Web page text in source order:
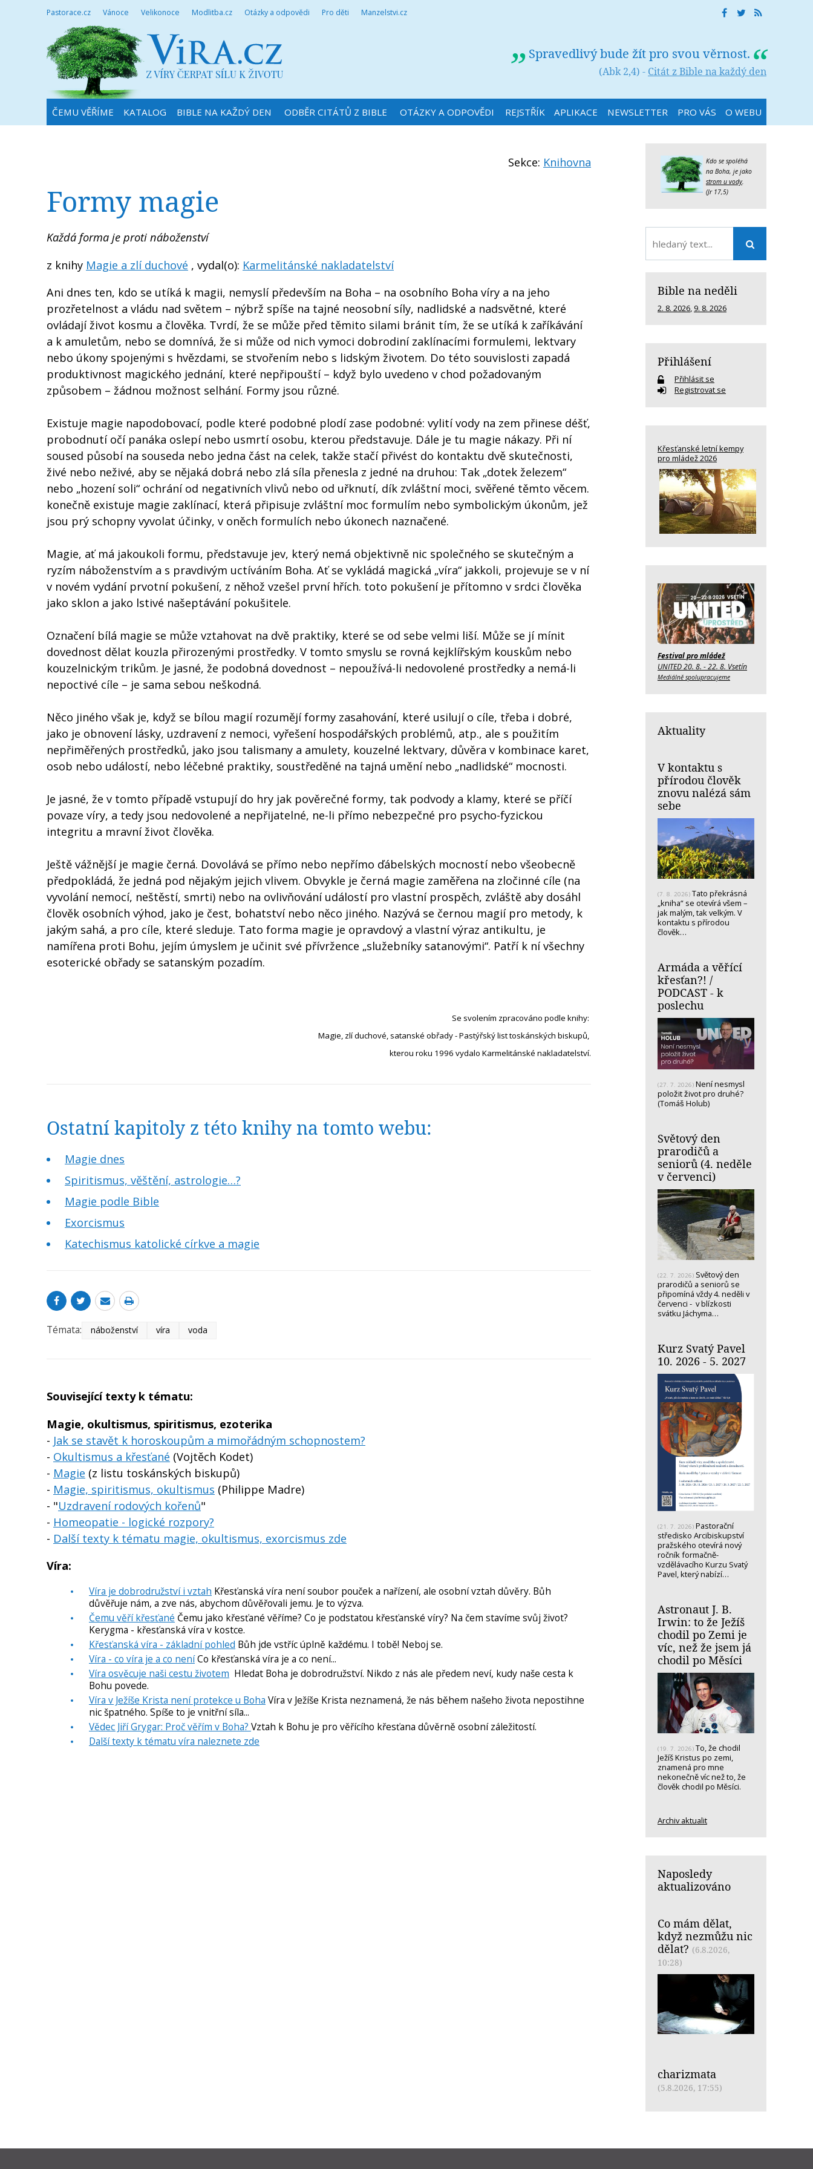
Pastorace.cz Vánoce Velikonoce Modlitba.cz Otázky a odpovědi Pro děti Manzelstvi.cz
Spravedlivý bude žít pro svou věrnost.
(Abk 2,4) - Citát z Bible na každý den
ČEMU VĚŘÍME KATALOG BIBLE NA KAŽDÝ DEN ODBĚR CITÁTŮ Z BIBLE OTÁZKY A ODPOVĚDI REJSTŘÍK APLIKACE NEWSLETTER PRO VÁS O WEBU
Sekce: Knihovna
Formy magie
Každá forma je proti náboženství
z knihy Magie a zlí duchové , vydal(o): Karmelitánské nakladatelství
Ani dnes ten, kdo se utíká k magii, nemyslí především na Boha – na osobního Boha víry a na jeho
prozřetelnost a vládu nad světem – nýbrž spíše na tajné neosobní síly, nadlidské a nadsvětné, které
ovládají život kosmu a člověka. Tvrdí, že se může před těmito silami bránit tím, že se utíká k zaříkávání
a k amuletům, nebo se domnívá, že si může od nich vymoci dobrodiní zaklínacími formulemi, lektvary
nebo úkony spojenými s hvězdami, se stvořením nebo s lidským životem. Do této souvislosti zapadá
produktivnost magického jednání, které nepřipouští – když bylo uvedeno v chod požadovaným
způsobem – žádnou možnost selhání. Formy jsou různé.
Existuje magie napodobovací, podle které podobné plodí zase podobné: vylití vody na zem přinese déšť,
probodnutí očí panáka oslepí nebo usmrtí osobu, kterou představuje. Dále je tu magie nákazy. Při ní
soused působí na souseda nebo jedna část na celek, takže stačí přivést do kontaktu dvě skutečnosti,
živé nebo neživé, aby se nějaká dobrá nebo zlá síla přenesla z jedné na druhou: Tak „dotek železem“
nebo „hození soli“ ochrání od negativních vlivů nebo od uřknutí, dík zvláštní moci, svěřené těmto věcem.
konečně existuje magie zaklínací, která připisuje zvláštní moc formulím nebo symbolickým úkonům, jež
jsou prý schopny vyvolat účinky, v oněch formulích nebo úkonech naznačené.
Magie, ať má jakoukoli formu, představuje jev, který nemá objektivně nic společného se skutečným a
ryzím náboženstvím a s pravdivým uctíváním Boha. Ať se vykládá magická „víra“ jakkoli, projevuje se v ní
v novém vydání prvotní pokušení, z něhož vzešel první hřích. toto pokušení je přítomno v srdci člověka
jako sklon a jako lstivé našeptávání pokušitele.
Označení bílá magie se může vztahovat na dvě praktiky, které se od sebe velmi liší. Může se jí mínit
dovednost dělat kouzla přirozenými prostředky. V tomto smyslu se rovná kejklířským kouskům nebo
kouzelnickým trikům. Je jasné, že podobná dovednost – nepoužívá-li nedovolené prostředky a nemá-li
nepoctivé cíle – je sama sebou neškodná.
Něco jiného však je, když se bílou magií rozumějí formy zasahování, které usilují o cíle, třeba i dobré,
jako je obnovení lásky, uzdravení z nemoci, vyřešení hospodářských problémů, atp., ale s použitím
nepřiměřených prostředků, jako jsou talismany a amulety, kouzelné lektvary, důvěra v kombinace karet,
osob nebo událostí, nebo léčebné praktiky, soustředěné na tajná umění nebo „nadlidské“ mocnosti.
Je jasné, že v tomto případě vstupují do hry jak pověrečné formy, tak podvody a klamy, které se příčí
povaze víry, a tedy jsou nedovolené a nepřijatelné, ne-li přímo nebezpečné pro psycho-fyzickou
integritu a mravní život člověka.
Ještě vážnější je magie černá. Dovolává se přímo nebo nepřímo ďábelských mocností nebo všeobecně
předpokládá, že jedná pod nějakým jejich vlivem. Obvykle je černá magie zaměřena na zločinné cíle (na
vyvolání nemocí, neštěstí, smrti) nebo na ovlivňování událostí pro vlastní prospěch, zvláště aby dosáhl
člověk osobních výhod, jako je čest, bohatství nebo něco jiného. Nazývá se černou magií pro metody, k
jakým sahá, a pro cíle, které sleduje. Tato forma magie je opravdový a vlastní výraz antikultu, je
namířena proti Bohu, jejím úmyslem je učinit své přívržence „služebníky satanovými“. Patří k ní všechny
esoterické obřady se satanským pozadím.
Se svolením zpracováno podle knihy:
Magie, zlí duchové, satanské obřady - Pastýřský list toskánských biskupů,
kterou roku 1996 vydalo Karmelitánské nakladatelství.
Ostatní kapitoly z této knihy na tomto webu:
Magie dnes
Spiritismus, věštění, astrologie…?
Magie podle Bible
Exorcismus
Katechismus katolické církve a magie
Témata: náboženství víra voda
Související texty k tématu:
Magie, okultismus, spiritismus, ezoterika
- Jak se stavět k horoskoupům a mimořádným schopnostem?
- Okultismus a křesťané (Vojtěch Kodet)
- Magie (z listu toskánských biskupů)
- Magie, spiritismus, okultismus (Philippe Madre)
- "Uzdravení rodových kořenů"
- Homeopatie - logické rozpory?
- Další texty k tématu magie, okultismus, exorcismus zde
Víra:
Víra je dobrodružství i vztah Křesťanská víra není soubor pouček a nařízení, ale osobní vztah důvěry. Bůh
důvěřuje nám, a zve nás, abychom důvěřovali jemu. Je to výzva.
Čemu věří křesťané Čemu jako křesťané věříme? Co je podstatou křesťanské víry? Na čem stavíme svůj život?
Kerygma - křesťanská víra v kostce.
Křesťanská víra - základní pohled Bůh jde vstříc úplně každému. I tobě! Neboj se.
Víra - co víra je a co neníCo křesťanská víra je a co není...
Víra osvěcuje naši cestu životem Hledat Boha je dobrodružství. Nikdo z nás ale předem neví, kudy naše cesta k
Bohu povede.
Víra v Ježíše Krista není protekce u Boha Víra v Ježíše Krista neznamená, že nás během našeho života nepostihne
nic špatného. Spíše to je vnitřní síla...
Vědec Jiří Grygar: Proč věřím v Boha? Vztah k Bohu je pro věřícího křesťana důvěrně osobní záležitostí.
Další texty k tématu víra naleznete zde
Kdo se spoléhá
na Boha, je jako
strom u vody.
(Jr 17,5)
Bible na neděli
2. 8. 2026, 9. 8. 2026
Přihlášení
Přihlásit se
Registrovat se
Křesťanské letní kempy
pro mládež 2026
Festival pro mládež
UNITED 20. 8. - 22. 8. Vsetín
Mediálně spolupracujeme
Aktuality
V kontaktu s
přírodou člověk
znovu nalézá sám
sebe
(7. 8. 2026) Tato překrásná
„kniha“ se otevírá všem –
jak malým, tak velkým. V
kontaktu s přírodou
člověk…
Armáda a věřící
křesťan?! /
PODCAST - k
poslechu
(27. 7. 2026) Není nesmysl
položit život pro druhé?
(Tomáš Holub)
Světový den
prarodičů a
seniorů (4. neděle
v červenci)
(22. 7. 2026) Světový den
prarodičů a seniorů se
připomíná vždy 4. neděli v
červenci - v blízkosti
svátku Jáchyma…
Kurz Svatý Pavel
10. 2026 - 5. 2027
(21. 7. 2026) Pastorační
středisko Arcibiskupství
pražského otevírá nový
ročník formačně-
vzdělávacího Kurzu Svatý
Pavel, který nabízí…
Astronaut J. B.
Irwin: to že Ježíš
chodil po Zemi je
víc, než že jsem já
chodil po Měsíci
(19. 7. 2026) To, že chodil
Ježíš Kristus po zemi,
znamená pro mne
nekonečně víc než to, že
člověk chodil po Měsíci.
Archiv aktualit
Naposledy
aktualizováno
Co mám dělat,
když nezmůžu nic
dělat? (6.8.2026,
10:28)
charizmata
(5.8.2026, 17:55)